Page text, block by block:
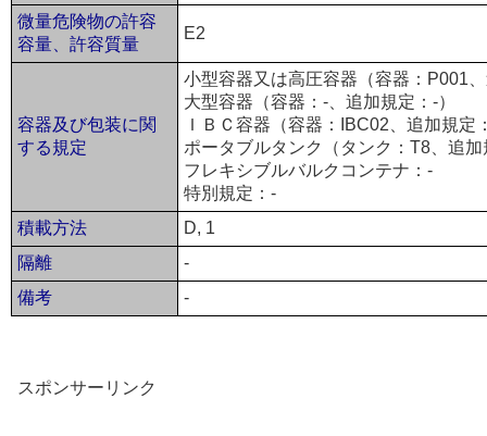
微量危険物の許容
容量、許容質量
E2
容器及び包装に関
する規定
小型容器又は高圧容器（容器：P001
大型容器（容器：-、追加規定：-）
ＩＢＣ容器（容器：IBC02、追加規定
ポータブルタンク（タンク：T8、追
フレキシブルバルクコンテナ：-
特別規定：-
積載方法
D, 1
隔離
-
備考
-
スポンサーリンク